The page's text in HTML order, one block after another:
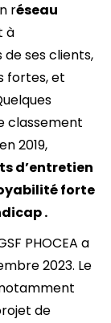
réseau
à
de ses clients,
fortes, et
classement
2019,
d’entretien
forte
.
PHOCEA a
2023. Le
de